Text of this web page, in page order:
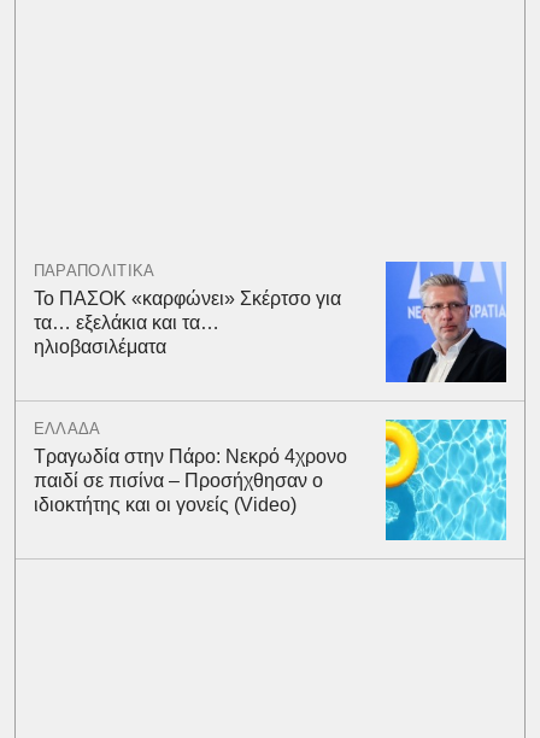
ΠΑΡΑΠΟΛΙΤΙΚΑ
Το ΠΑΣΟΚ «καρφώνει» Σκέρτσο για
τα… εξελάκια και τα…
ηλιοβασιλέματα
ΕΛΛΑΔΑ
Τραγωδία στην Πάρο: Νεκρό 4χρονο
παιδί σε πισίνα – Προσήχθησαν ο
ιδιοκτήτης και οι γονείς (Video)